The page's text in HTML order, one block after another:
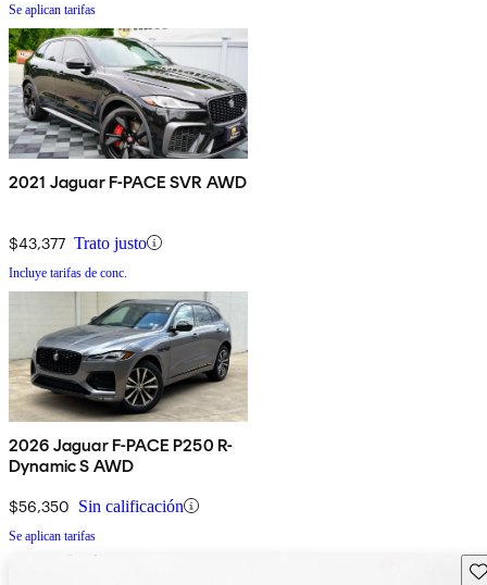
Se aplican tarifas
2021 Jaguar F-PACE SVR AWD
$43,377 Trato justo
Incluye tarifas de conc.
2026 Jaguar F-PACE P250 R-
Dynamic S AWD
$56,350 Sin calificación
Se aplican tarifas